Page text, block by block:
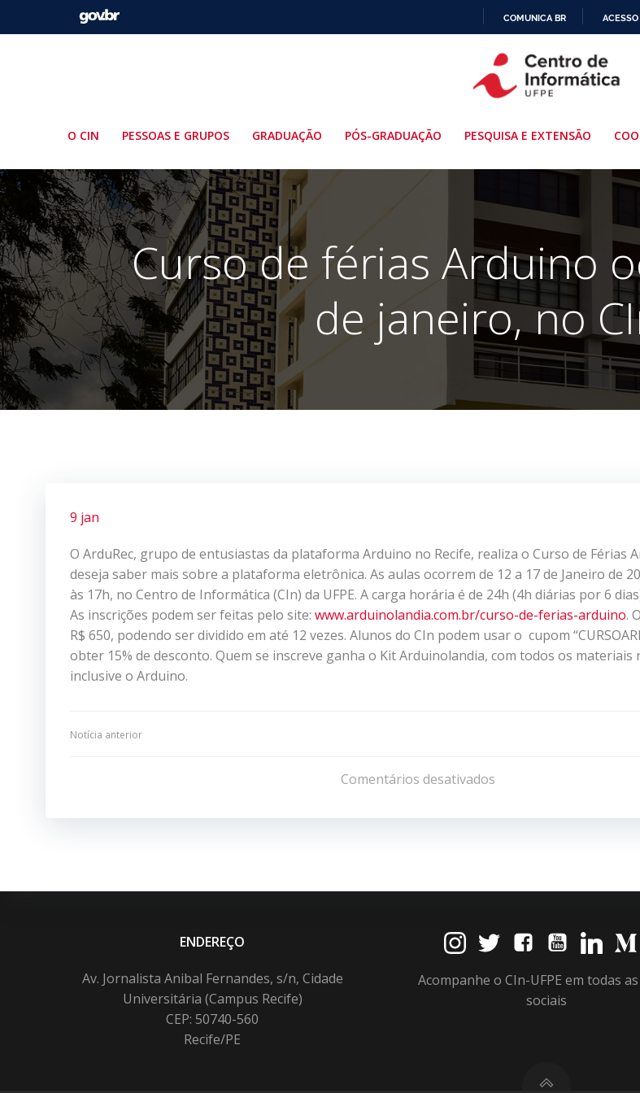
PARA
O
COMUNICA BR
O CIN PESSOAS E GRUPOS GRADUAÇÃO PÓS-GRADUAÇÃO PESQUISA E EXTENSÃO
Curso de férias Arduino
de janeiro, no
9 jan
O ArduRec, grupo de entusiastas da plataforma Arduino no Recife, realiza o Curso de Férias
deseja saber mais sobre a plataforma eletrônica. As aulas ocorrem de 12 a 17 de Janeiro de
às 17h, no Centro de Informática (CIn) da UFPE. A carga horária é de 24h (4h diárias por 6
As inscrições podem ser feitas pelo site: www.arduinolandia.com.br/curso-de-ferias-arduino.
R$ 650, podendo ser dividido em até 12 vezes. Alunos do CIn podem usar o cupom
obter 15% de desconto. Quem se inscreve ganha o Kit Arduinolandia, com todos os materiais
inclusive o Arduino.
Navegação
Post
Notícia anterior
de
Post
Comentários desativados
ENDEREÇO
Av. Jornalista Anibal Fernandes, s/n, Cidade
Universitária (Campus Recife)
CEP: 50740-560
Recife/PE
Acompanhe o CIn-UFPE em todas
sociais